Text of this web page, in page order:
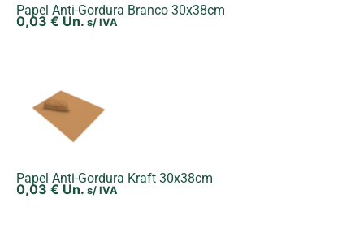
Papel Anti-Gordura Branco 30x38cm
0,03 € Un. s/ IVA
Papel Anti-Gordura Kraft 30x38cm
0,03 € Un. s/ IVA